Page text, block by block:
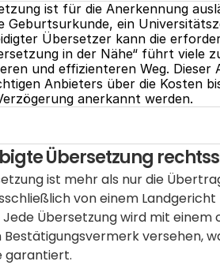
ist für die Anerkennung
Geburtsurkunde, ein
Übersetzer kann die
in der Nähe“ führt viele
und effizienteren Weg.
Anbieters über die Kosten
anerkannt werden.
Übersetzung
ist mehr als nur die
von einem
Übersetzung wird mit
versehen,
garantiert.